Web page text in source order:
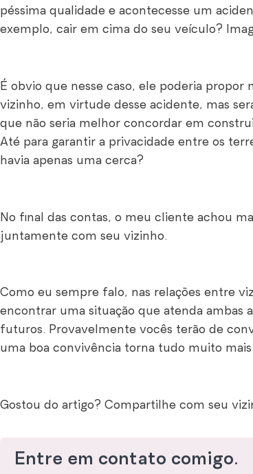
péssima qualidade e acontecesse um
exemplo, cair em cima do seu veículo?
É obvio que nesse caso, ele poderia
vizinho, em virtude desse acidente, mas
que não seria melhor concordar em
Até para garantir a privacidade entre os
havia apenas uma cerca?
No final das contas, o meu cliente achou
juntamente com seu vizinho.
Como eu sempre falo, nas relações entre
encontrar uma situação que atenda ambas
futuros. Provavelmente vocês terão de
uma boa convivência torna tudo muito mais
Gostou do artigo? Compartilhe com seu
Entre em contato comigo.